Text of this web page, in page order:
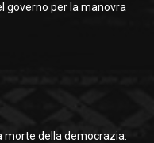
governo per la manovra
morte della democrazia: